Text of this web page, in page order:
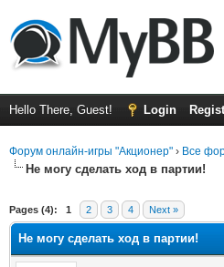
Hello There, Guest! Login
Форум онлайн-игры "Акционер" › Все
Не могу сделать ход в партии!
Pages (4): 1 2 3 4 Next »
Не могу сделать ход в партии!